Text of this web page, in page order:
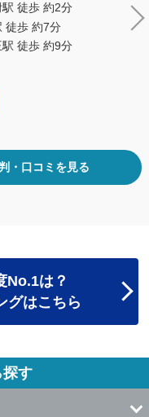
徒歩 約2分
徒歩 約7分
徒歩 約9分
・口コミを見る
No.1は？
グはこちら
探す